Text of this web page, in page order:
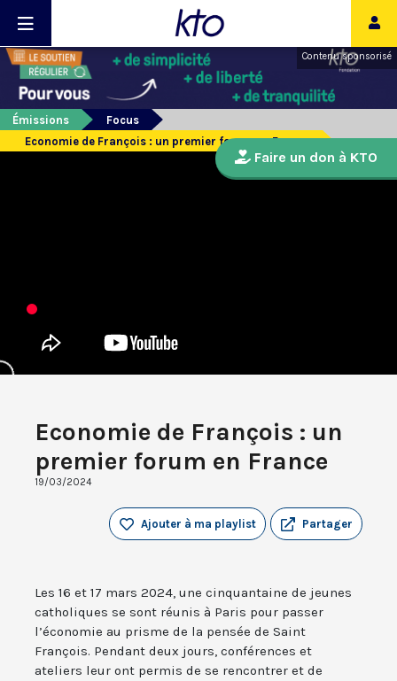
Contenu sponsorisé
Émissions
Focus
Economie de François : un premier forum en France
Economie de François : un
premier forum en France
19/03/2024
Partager
Ajouter à ma playlist
Les 16 et 17 mars 2024, une cinquantaine de jeunes
catholiques se sont réunis à Paris pour passer
l’économie au prisme de la pensée de Saint
François. Pendant deux jours, conférences et
ateliers leur ont permis de se rencontrer et de
Faire un don à KTO